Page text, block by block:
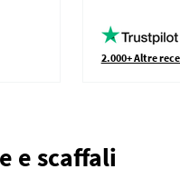
2.000+ Altre
e scaffali